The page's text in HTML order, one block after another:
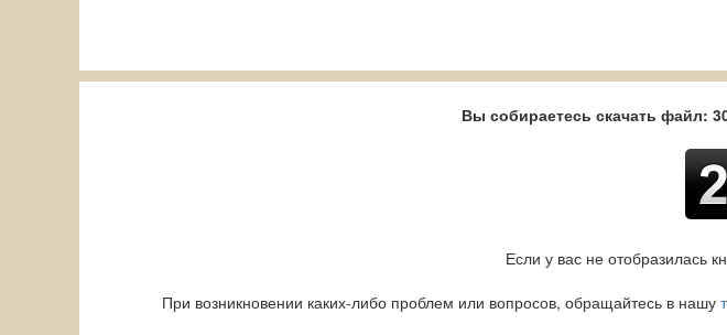
Вы собираетесь скачать файл:
Если у вас не отобразилась
При возникновении каких-либо проблем или вопросов, обращайтесь в нашу